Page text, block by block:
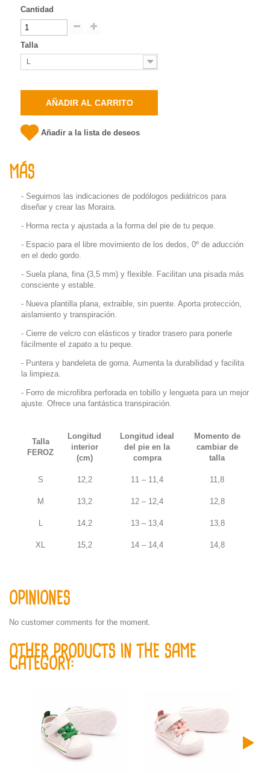
Cantidad
Talla
L
AÑADIR AL CARRITO
Añadir a la lista de deseos
MÁS
- Seguimos las indicaciones de podólogos pediátricos para
diseñar y crear las Moraira.
- Horma recta y ajustada a la forma del pie de tu peque.
- Espacio para el libre movimiento de los dedos, 0º de aducción
en el dedo gordo.
- Suela plana, fina (3,5 mm) y flexible. Facilitan una pisada más
consciente y estable.
- Nueva plantilla plana, extraible, sin puente. Aporta protección,
aislamiento y transpiración.
- Cierre de velcro con elásticos y tirador trasero para ponerle
fácilmente el zapato a tu peque.
- Puntera y bandeleta de goma. Aumenta la durabilidad y facilita
la limpieza.
- Forro de microfibra perforada en tobillo y lengueta para un mejor
ajuste. Ofrece una fantástica transpiración.
Talla
FEROZ
Longitud
interior
(cm)
Longitud ideal
del pie en la
compra
Momento de
cambiar de
talla
S 12,2 11 – 11,4 11,8
M 13,2 12 – 12,4 12,8
L 14,2 13 – 13,4 13,8
XL 15,2 14 – 14,4 14,8
OPINIONES
No customer comments for the moment.
OTHER PRODUCTS IN THE SAME
CATEGORY: